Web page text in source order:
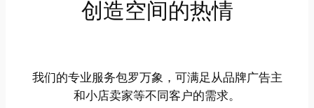
创造空间的热情
我们的专业服务包罗万象，可满足从品牌广告主
和小店卖家等不同客户的需求。